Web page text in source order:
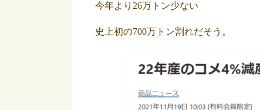
今年より26万トン少ない
史上初の700万トン割れだそう。